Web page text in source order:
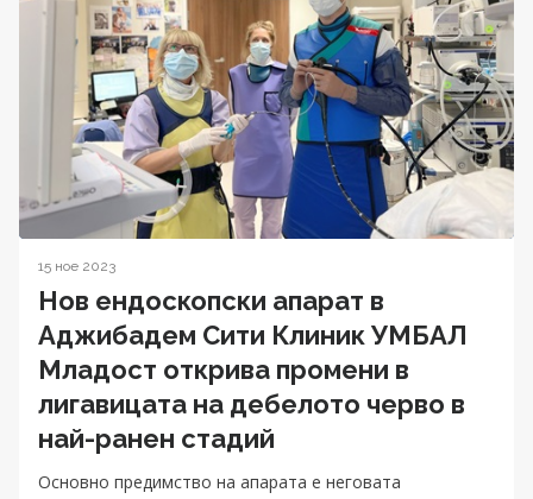
15 ное 2023
Нов ендоскопски апарат в
Аджибадем Сити Клиник УМБАЛ
Младост открива промени в
лигавицата на дебелото черво в
най-ранен стадий
Основно предимство на апарата е неговата